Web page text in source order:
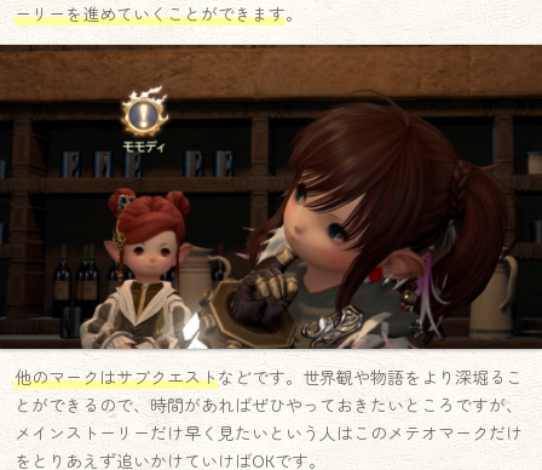
ーリーを進めていくことができます。
他のマークはサブクエストなどです。世界観や物語をより深堀るこ
とができるので、時間があればぜひやっておきたいところですが、
メインストーリーだけ早く見たいという人はこのメテオマークだけ
をとりあえず追いかけていけばOKです。